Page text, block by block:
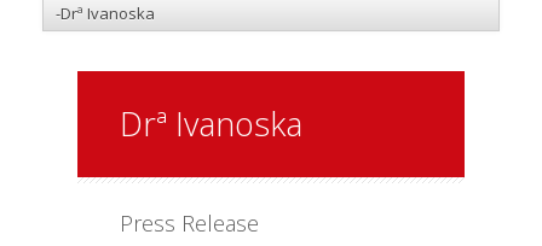
Drª Ivanoska
Press Release